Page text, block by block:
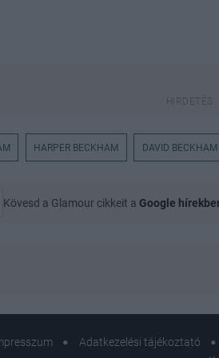
HARPER BECKHAM DAVID BECKHAM
Kövesd a Glamour cikkeit a Google
Adatkezelési tájékoztató